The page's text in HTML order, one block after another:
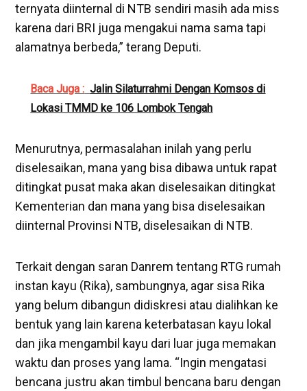
ternyata diinternal di NTB sendiri masih ada miss
karena dari BRI juga mengakui nama sama tapi
alamatnya berbeda,” terang Deputi.
Baca Juga : Jalin Silaturrahmi Dengan Komsos di
Lokasi TMMD ke 106 Lombok Tengah
Menurutnya, permasalahan inilah yang perlu
diselesaikan, mana yang bisa dibawa untuk rapat
ditingkat pusat maka akan diselesaikan ditingkat
Kementerian dan mana yang bisa diselesaikan
diinternal Provinsi NTB, diselesaikan di NTB.
Terkait dengan saran Danrem tentang RTG rumah
instan kayu (Rika), sambungnya, agar sisa Rika
yang belum dibangun didiskresi atau dialihkan ke
bentuk yang lain karena keterbatasan kayu lokal
dan jika mengambil kayu dari luar juga memakan
waktu dan proses yang lama. “Ingin mengatasi
bencana justru akan timbul bencana baru dengan